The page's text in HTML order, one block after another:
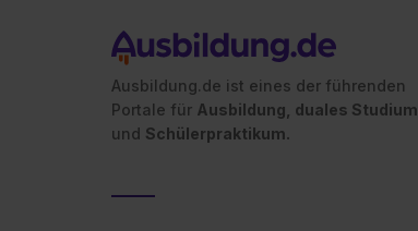
Ausbildung.de ist eines der führenden
Portale für Ausbildung, duales Studium
und Schülerpraktikum.